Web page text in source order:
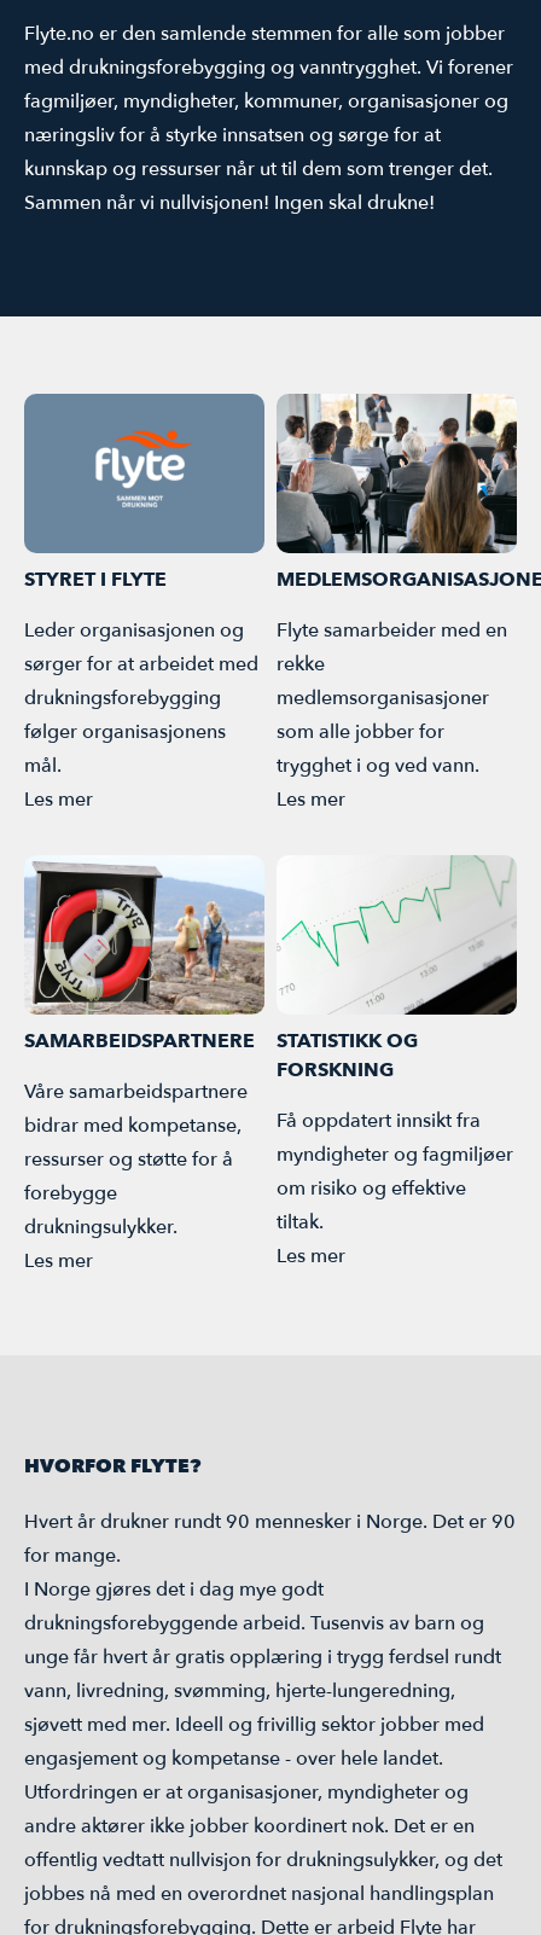
Flyte.no er den samlende stemmen for alle som jobber
med drukningsforebygging og vanntrygghet. Vi forener
fagmiljøer, myndigheter, kommuner, organisasjoner og
næringsliv for å styrke innsatsen og sørge for at
kunnskap og ressurser når ut til dem som trenger det.
Sammen når vi nullvisjonen! Ingen skal drukne!
STYRET I FLYTE
Leder organisasjonen og
sørger for at arbeidet med
drukningsforebygging
følger organisasjonens
mål.
Les mer
Flyte samarbeider med en
rekke
medlemsorganisasjoner
som alle jobber for
trygghet i og ved vann.
Les mer
SAMARBEIDSPARTNERE
Våre samarbeidspartnere
bidrar med kompetanse,
ressurser og støtte for å
forebygge
drukningsulykker.
Les mer
STATISTIKK OG
FORSKNING
Få oppdatert innsikt fra
myndigheter og fagmiljøer
om risiko og effektive
tiltak.
Les mer
HVORFOR FLYTE?
Hvert år drukner rundt 90 mennesker i Norge. Det er 90
for mange.
I Norge gjøres det i dag mye godt
drukningsforebyggende arbeid. Tusenvis av barn og
unge får hvert år gratis opplæring i trygg ferdsel rundt
vann, livredning, svømming, hjerte-lungeredning,
sjøvett med mer. Ideell og frivillig sektor jobber med
engasjement og kompetanse - over hele landet.
Utfordringen er at organisasjoner, myndigheter og
andre aktører ikke jobber koordinert nok. Det er en
offentlig vedtatt nullvisjon for drukningsulykker, og det
jobbes nå med en overordnet nasjonal handlingsplan
for drukningsforebygging. Dette er arbeid Flyte har